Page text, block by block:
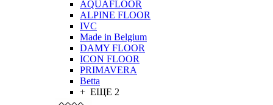
AQUAFLOOR
ALPINE FLOOR
IVC
Made in Belgium
DAMY FLOOR
ICON FLOOR
PRIMAVERA
Betta
+ ЕЩЕ 2